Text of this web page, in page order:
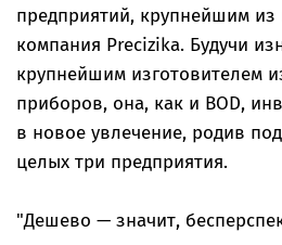
предприятий, крупнейшим из
компания Precizika. Будучи
крупнейшим изготовителем
приборов, она, как и BOD,
в новое увлечение, родив
целых три предприятия.
"Дешево — значит,